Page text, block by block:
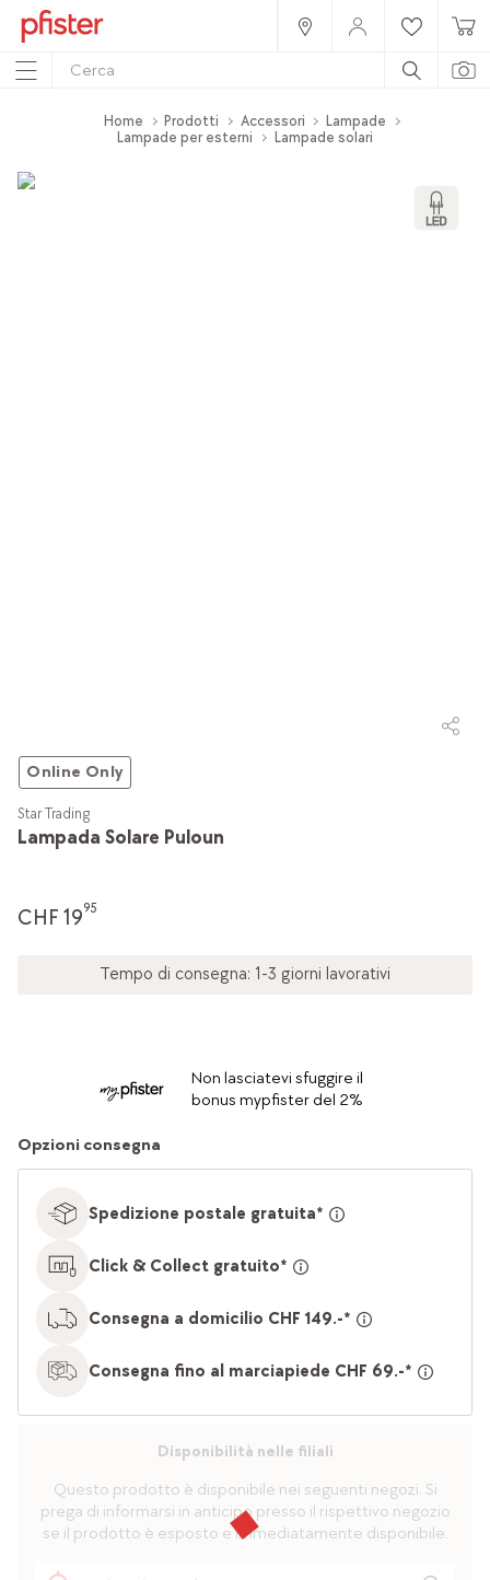
Home Prodotti Accessori
Lampade
Lampade per esterni
Lampade solari
Online Only
Lampada Solare Puloun
Star Trading
CHF 1995
Tempo di consegna: 1-3 giorni lavorativi
Non lasciatevi sfuggire il
bonus mypfister del 2%
Opzioni consegna
Spedizione postale gratuita*
Click & Collect gratuito*
Consegna a domicilio CHF 149.-*
Consegna fino al marciapiede CHF 69.-*
Disponibilità nelle filiali
Questo prodotto è disponibile nei seguenti negozi. Si
prega di informarsi in anticipo presso il rispettivo negozio
se il prodotto è esposto e immediatamente disponibile.